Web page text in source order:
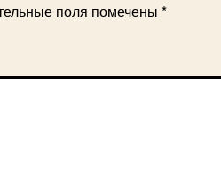
поля помечены *